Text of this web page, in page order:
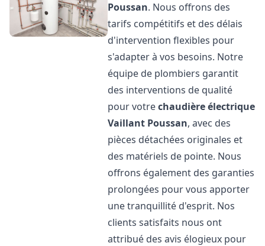
Poussan. Nous offrons des
tarifs compétitifs et des délais
d'intervention flexibles pour
s'adapter à vos besoins. Notre
équipe de plombiers garantit
des interventions de qualité
pour votrechaudière électrique
Vaillant Poussan, avec des
pièces détachées originales et
des matériels de pointe. Nous
offrons également des garanties
prolongées pour vous apporter
une tranquillité d'esprit. Nos
clients satisfaits nous ont
attribué des avis élogieux pour